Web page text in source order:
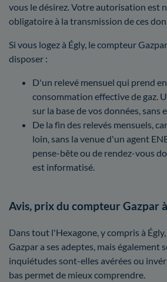
vous le désirez. Votre autorisation est
obligatoire à la transmission de ces
Si vous logez à Égly, le compteur
disposer :
D'un relevé mensuel qui prend
consommation effective de gaz.
sur la base de vos données, sans
De la fin des relevés mensuels,
loin, sans la venue d'un agent
pense-bête ou de rendez-vous
est informatisé.
Avis, prix du compteur Gazpar
Dans tout l'Hexagone, y compris à
Gazpar a ses adeptes, mais également
inquiétudes sont-elles avérées ou
bas permet de mieux comprendre.